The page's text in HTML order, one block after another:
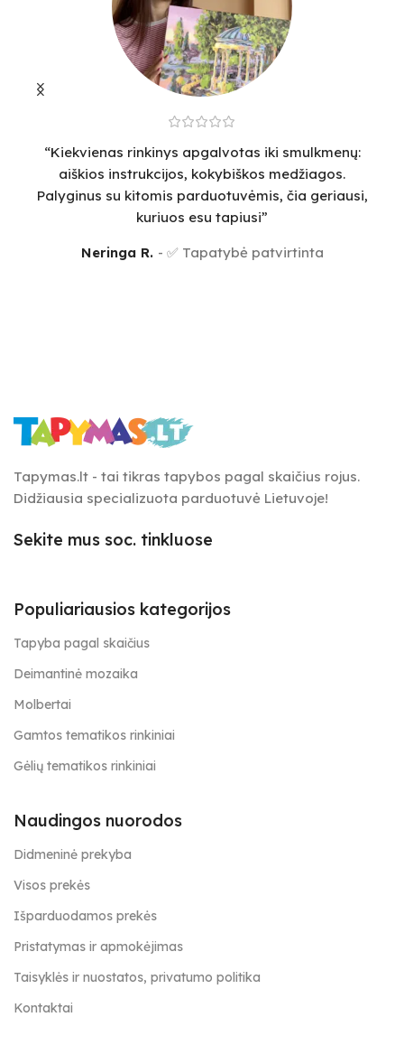
“Kiekvienas rinkinys apgalvotas iki smulkmenų:
aiškios instrukcijos, kokybiškos medžiagos.
Palyginus su kitomis parduotuvėmis, čia geriausi,
kuriuos esu tapiusi”
Neringa R. ✅ Tapatybė patvirtinta
Tapymas.lt - tai tikras tapybos pagal skaičius rojus.
Didžiausia specializuota parduotuvė Lietuvoje!
Sekite mus soc. tinkluose
Populiariausios kategorijos
Tapyba pagal skaičius
Deimantinė mozaika
Molbertai
Gamtos tematikos rinkiniai
Gėlių tematikos rinkiniai
Naudingos nuorodos
Didmeninė prekyba
Visos prekės
Išparduodamos prekės
Pristatymas ir apmokėjimas
Taisyklės ir nuostatos, privatumo politika
Kontaktai